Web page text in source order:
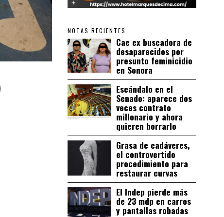
NOTAS RECIENTES
Cae ex buscadora de
desaparecidos por
presunto feminicidio
en Sonora
Escándalo en el
Senado: aparece dos
veces contrato
millonario y ahora
quieren borrarlo
Grasa de cadáveres,
el controvertido
procedimiento para
restaurar curvas
El Indep pierde más
de 23 mdp en carros
y pantallas robadas